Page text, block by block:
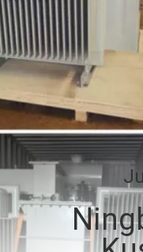
PRODUKTE
VR
SHOW
ÜBER
UNS
FABRIK-